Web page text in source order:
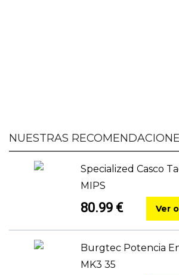
NUESTRAS
Specialized Casco
MIPS
80.99 € Ver
Burgtec Potencia
MK3 35